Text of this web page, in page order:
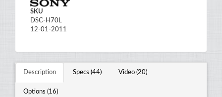
SKU
DSC-H70L
12-01-2011
Description Specs (44) Video (20)
Options (16)